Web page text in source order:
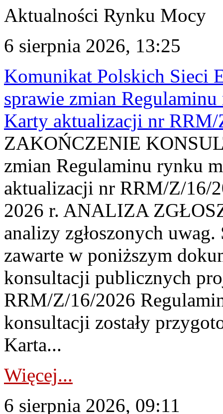
Aktualności Rynku Mocy
6 sierpnia 2026, 13:25
Komunikat Polskich Sieci
sprawie zmian
Karty aktualizacji nr
ZAKOŃCZENIE
zmian Regulaminu rynku
aktualizacji nr RRM/Z/16/
2026 r. ANALIZA
analizy zgłoszonych
zawarte w poniższym
konsultacji publicznych
RRM/Z/16/2026
konsultacji zostały
Karta...
Więcej...
6 sierpnia 2026, 09:11